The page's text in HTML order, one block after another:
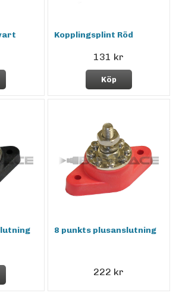
Kopplingsplint Röd
131 kr
Köp
8 punkts plusanslutning
222 kr